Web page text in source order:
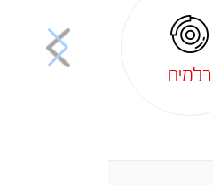
בלמים